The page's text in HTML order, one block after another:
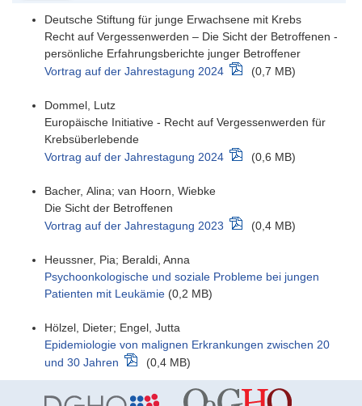
Deutsche Stiftung für junge Erwachsene mit Krebs
Recht auf Vergessenwerden – Die Sicht der Betroffenen -
persönliche Erfahrungsberichte junger Betroffener
Vortrag auf der Jahrestagung 2024
(0,7 MB)
Dommel, Lutz
Europäische Initiative - Recht auf Vergessenwerden für
Krebsüberlebende
Vortrag auf der Jahrestagung 2024
(0,6 MB)
Bacher, Alina; van Hoorn, Wiebke
Die Sicht der Betroffenen
Vortrag auf der Jahrestagung 2023
(0,4 MB)
Heussner, Pia; Beraldi, Anna
Psychoonkologische und soziale Probleme bei jungen
Patienten mit Leukämie (0,2 MB)
Hölzel, Dieter; Engel, Jutta
Epidemiologie von malignen Erkrankungen zwischen 20
und 30 Jahren
(0,4 MB)